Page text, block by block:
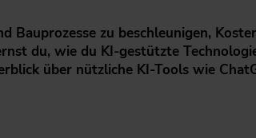
Bauprozesse zu beschleunigen,
du, wie du KI-gestützte
über nützliche KI-Tools wie